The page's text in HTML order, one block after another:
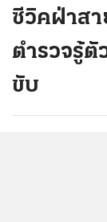
ซีวิคฝ่าส
ตำรวจรู้ตั
ขับ